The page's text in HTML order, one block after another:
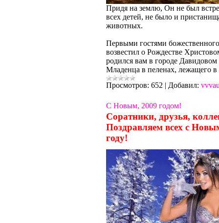
Придя на землю, Он не был
всех детей, не было и
животных.
Первыми гостями
возвестил о Рождестве
родился вам в городе
Младенца в пеленах, лежащего
Просмотров: 652 | Добавил:
С Новым, 2009 годом!
Соратники, друзья,
Поздравляем всех с
году!